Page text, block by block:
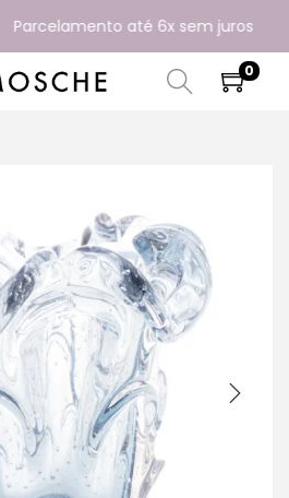
Parcelamento até 6x sem juros
0